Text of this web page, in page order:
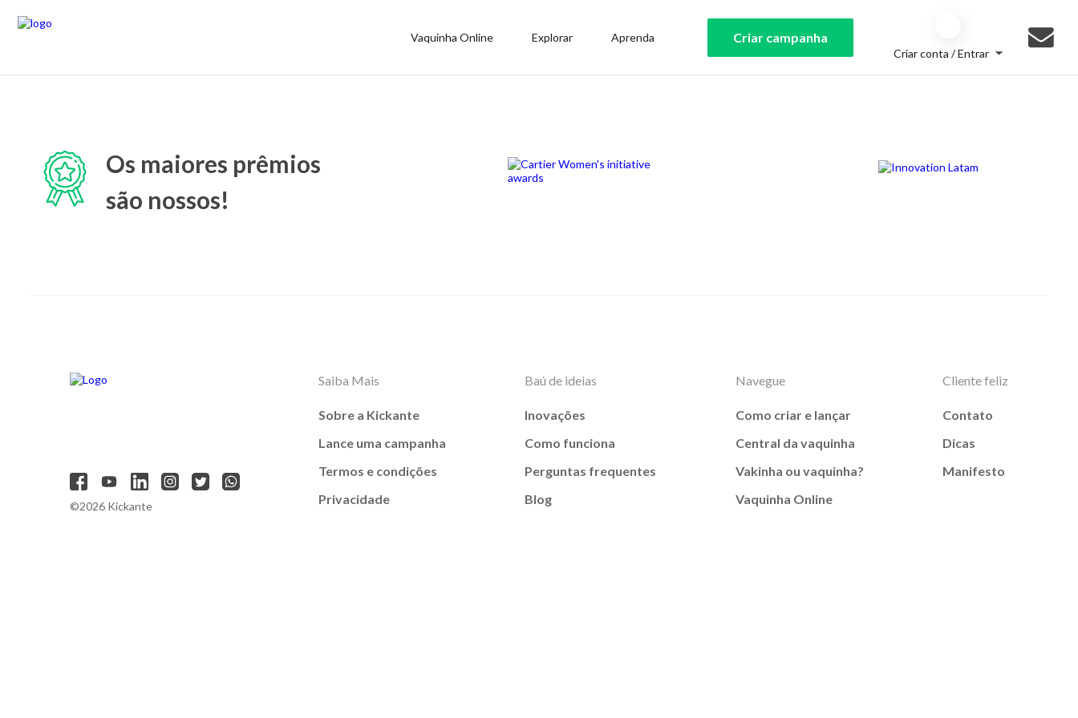
Vaquinha Online Explorar Aprenda Criar campanha
Criar conta / Entrar
Os maiores prêmios
são nossos!
©2026 Kickante
Saiba Mais
Sobre a Kickante
Lance uma campanha
Termos e condições
Privacidade
Baú de ideias
Inovações
Como funciona
Perguntas frequentes
Blog
Navegue
Como criar e lançar
Central da vaquinha
Vakinha ou vaquinha?
Vaquinha Online
Cliente feliz
Contato
Dicas
Manifesto